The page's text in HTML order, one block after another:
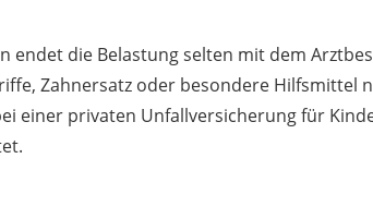
die Belastung selten mit dem
Zahnersatz oder besondere Hilfsmittel
einer privaten Unfallversicherung für